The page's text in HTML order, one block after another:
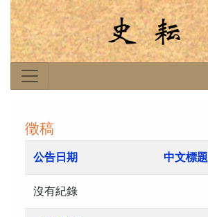
徵稿
公告日期 中文標題
沒有紀錄